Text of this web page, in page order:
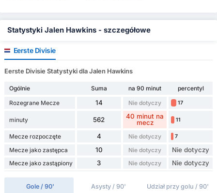
Statystyki Jalen Hawkins - szczegółowe
Eerste Divisie
Eerste Divisie Statystyki dla Jalen Hawkins
Ogólnie Suma na 90 minut
percentyl
Rozegrane Mecze
14 Nie dotyczy 17
minuty 562
40 minut na
mecz
11
Mecze rozpoczęte 4 Nie dotyczy 7
Mecze jako zastępca 10 Nie dotyczy Nie dotyczy
Mecze jako zastąpiony 3 Nie dotyczy Nie dotyczy
Gole / 90' Asysty / 90' Udział przy golu / 90'